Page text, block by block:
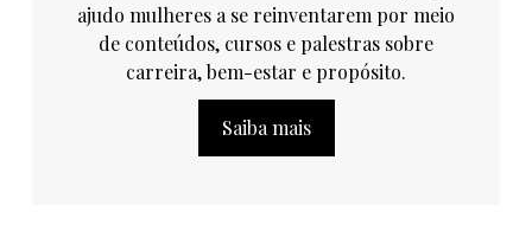
ajudo mulheres a se reinventarem por meio
de conteúdos, cursos e palestras sobre
carreira, bem-estar e propósito.
Saiba mais